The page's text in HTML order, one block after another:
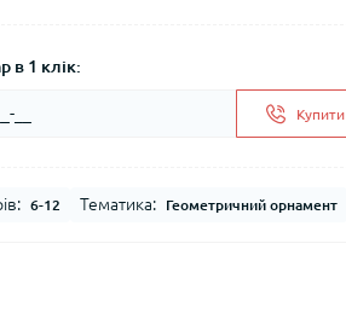
в 1 клік:
Купити
6-12 Тематика: Геометричний орнамент